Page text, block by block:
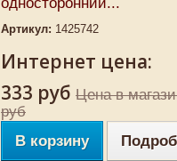
Артикул: 1425742
Интернет цена:
333 руб Цена в
руб
В корзину